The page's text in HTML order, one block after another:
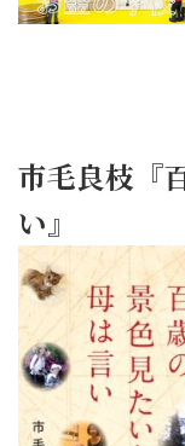
市毛良枝『
い』